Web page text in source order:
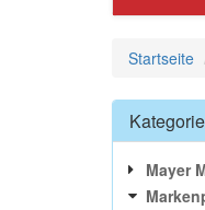
Startseite
Mayer